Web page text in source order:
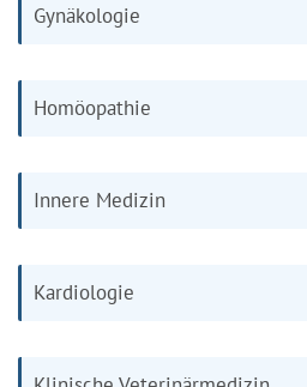
Gynäkologie
Homöopathie
Innere Medizin
Kardiologie